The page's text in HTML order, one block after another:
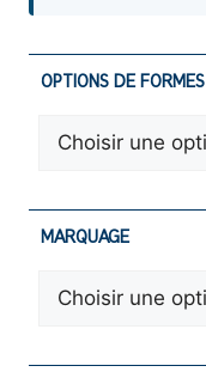
OPTIONS DE FORMES
MARQUAGE